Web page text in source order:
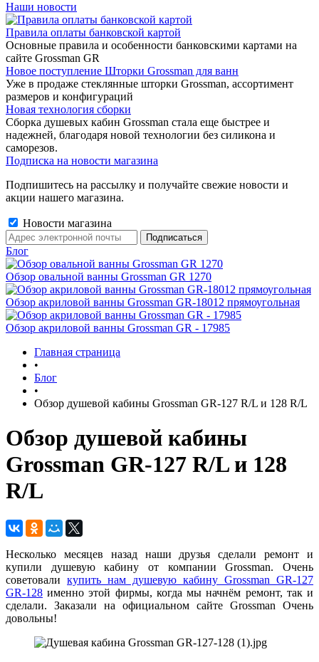
Наши новости
Правила оплаты банковской картой
Основные правила и особенности банковскими картами на
сайте Grossman GR
Новое поступление Шторки Grossman для ванн
Уже в продаже стеклянные шторки Grossman, ассортимент
размеров и конфигураций
Новая технология сборки
Сборка душевых кабин Grossman стала еще быстрее и
надежней, благодаря новой технологии без силикона и
саморезов.
Подписка на новости магазина
Подпишитесь на рассылку и получайте свежие новости и
акции нашего магазина.
Новости магазина
Блог
Обзор овальной ванны Grossman GR 1270
Обзор акриловой ванны Grossman GR-18012 прямоугольная
Обзор акриловой ванны Grossman GR - 17985
Главная страница
•
Блог
•
Обзор душевой кабины Grossman GR-127 R/L и 128 R/L
Обзор душевой кабины
Grossman GR-127 R/L и 128
R/L
Несколько месяцев назад наши друзья сделали ремонт и
купили душевую кабину от компании Grossman. Очень
советовали купить нам душевую кабину Grossman GR-127
GR-128 именно этой фирмы, когда мы начнём ремонт, так и
сделали. Заказали на официальном сайте Grossman Очень
довольны!